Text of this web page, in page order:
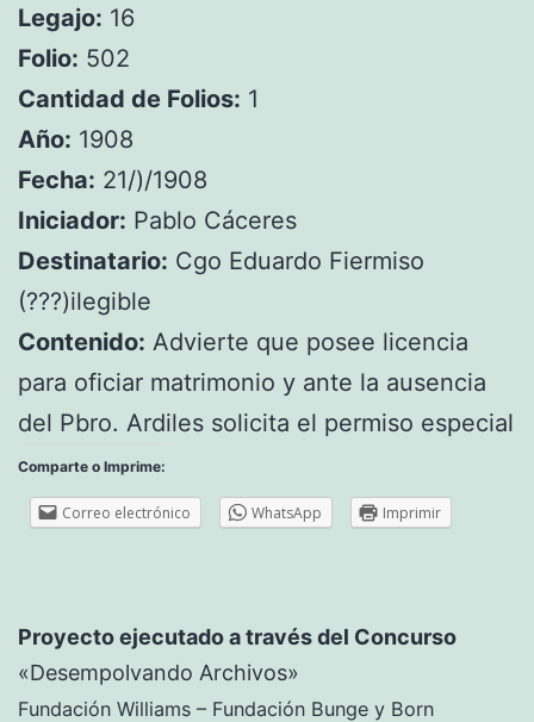
Legajo: 16
Folio: 502
Cantidad de Folios: 1
Año: 1908
Fecha: 21/)/1908
Iniciador: Pablo Cáceres
Destinatario: Cgo Eduardo Fiermiso
(???)ilegible
Contenido: Advierte que posee licencia
para oficiar matrimonio y ante la ausencia
del Pbro. Ardiles solicita el permiso especial
Comparte o Imprime:
Correo electrónico WhatsApp Imprimir
Proyecto ejecutado a través del Concurso
«Desempolvando Archivos»
Fundación Williams – Fundación Bunge y Born